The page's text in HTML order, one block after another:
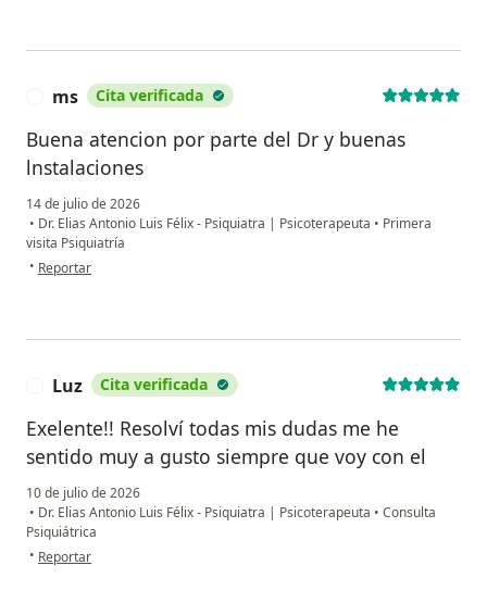
ms Cita verificada
Buena atencion por parte del Dr y buenas
lnstalaciones
14 de julio de 2026
• Dr. Elias Antonio Luis Félix - Psiquiatra | Psicoterapeuta • Primera
visita Psiquiatría
• en opinión del usuario ms
Reportar
Luz Cita verificada
Exelente!! Resolví todas mis dudas me he
sentido muy a gusto siempre que voy con el
10 de julio de 2026
• Dr. Elias Antonio Luis Félix - Psiquiatra | Psicoterapeuta • Consulta
Psiquiátrica
• en opinión del usuario Luz
Reportar